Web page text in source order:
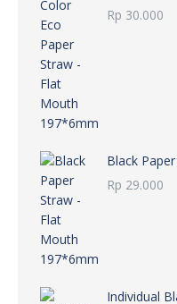
Rp 30.000
Black
Rp 29.000
Individual